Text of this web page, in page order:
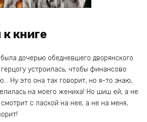
книге
дочерью обедневшего дворянского
устроилась, чтобы финансово
Ну это она так говорит, но я-то знаю,
на моего жениха! Но шиш ей, а не
с лаской на нее, а не на меня,